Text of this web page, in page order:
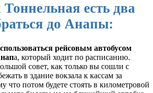
есть два
до Анапы:
рейсовым автобусом
а, который ходит по расписанию.
совет, как только вы сошли с
в здание вокзала к кассам за
что потом будете стоять в километровой